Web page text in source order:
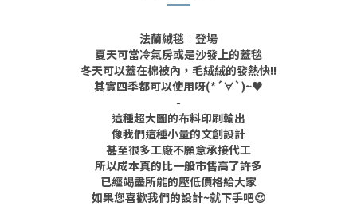
法蘭絨毯｜登場
夏天可當冷氣房或是沙發上的蓋毯
冬天可以蓋在棉被內，毛絨絨的發熱快!!
其實四季都可以使用呀(*´∀`)~♥
-
這種超大圖的布料印刷輸出
像我們這種小量的文創設計
甚至很多工廠不願意承接代工
所以成本真的比一般市售高了許多
已經竭盡所能的壓低價格給大家
如果您喜歡我們的設計~就下手吧😍